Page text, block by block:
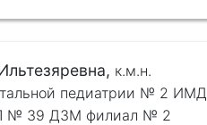
к.м.н.
педиатрии № 2 ИМД
№ 39 ДЗМ филиал № 2